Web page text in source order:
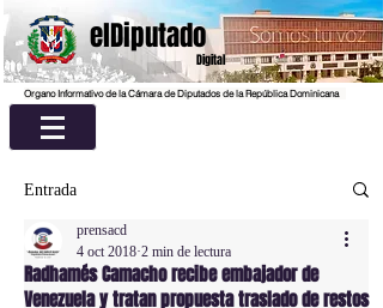
elDiputado
Digital
Organo Informativo de la Cámara de Diputados de la República Dominicana
Entrada
Radhamés Camacho recibe embajador de
Venezuela y tratan propuesta traslado de restos
prensacd
4 oct 2018 2 min de lectura